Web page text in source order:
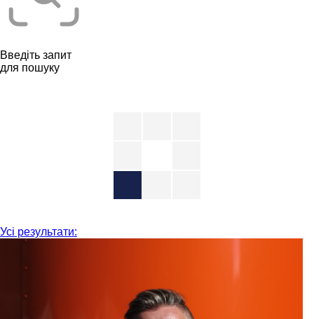
Введіть запит
для пошуку
Усі результати: